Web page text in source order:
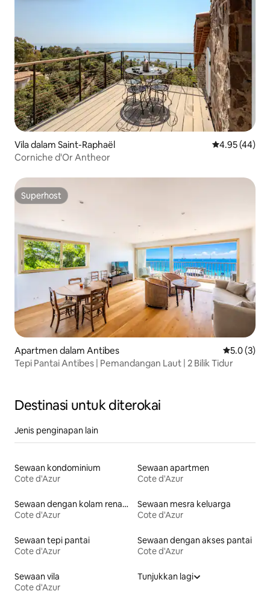
Vila dalam Saint-Raphaël Penarafan
4.95 (44)
Corniche d'Or Antheor
Superhost
Superhost
Apartmen dalam Antibes Penarafan
5.0 (3)
Tepi Pantai Antibes | Pemandangan Laut | 2 Bilik Tidur
Destinasi untuk diterokai
Jenis penginapan lain
Sewaan kondominium
Cote d'Azur
Sewaan apartmen
Cote d'Azur
Sewaan dengan kolam renang
Cote d'Azur
Sewaan mesra keluarga
Cote d'Azur
Sewaan tepi pantai
Cote d'Azur
Sewaan dengan akses pantai
Cote d'Azur
Sewaan vila
Cote d'Azur
Tunjukkan lagi